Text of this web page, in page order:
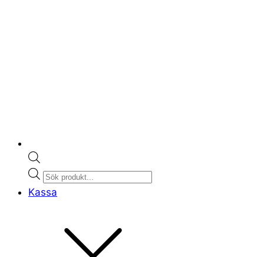
Products
search
Kassa